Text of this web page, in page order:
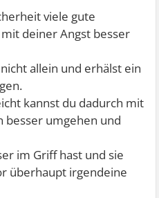
viele gute
deiner Angst besser
allein und erhälst ein
kannst du dadurch mit
besser umgehen und
im Griff hast und sie
überhaupt irgendeine